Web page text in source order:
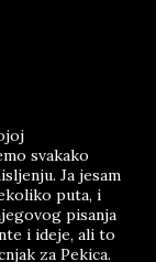
svakako
Ja jesam
puta, i
pisanja
i ideje, ali to
za Pekica.